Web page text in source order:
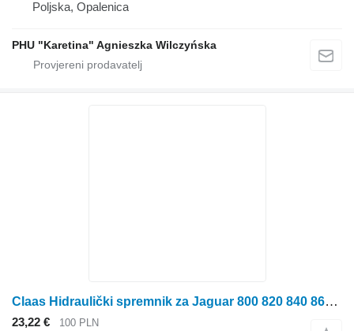
Poljska, Opalenica
PHU "Karetina" Agnieszka Wilczyńska
Claas Hidraulički spremnik za Jaguar 800 820 840 860 880 hidraulični spremnik za Claas Jaguar 800 820 840 860 880
23,22 € 100 PLN